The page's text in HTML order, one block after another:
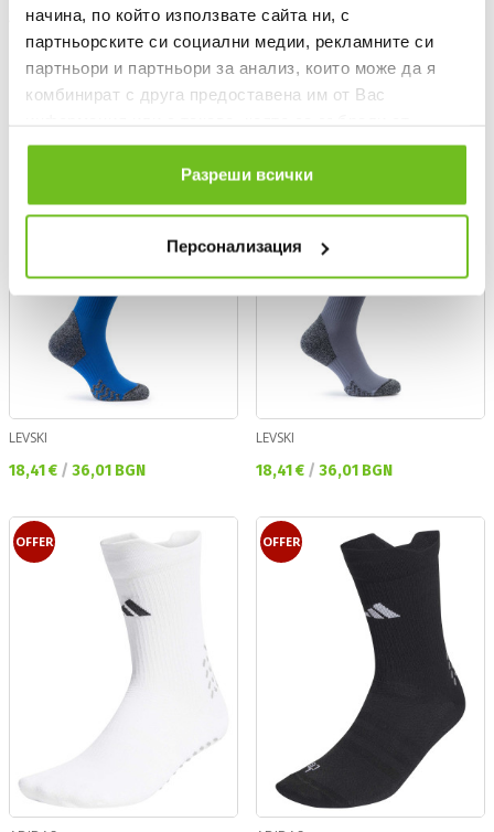
начина, по който използвате сайта ни, с
партньорските си социални медии, рекламните си
партньори и партньори за анализ, които може да я
комбинират с друга предоставена им от Вас
ползването от Ваша страна на услугите им.
Разреши всички
Персонализация
ADIDAS
Milano 23 Socks
Текуща цена:
9,99 € /19,54 BGN
ADIDAS
adi 23 Socks
Текуща цена:
14,99 €/29,32 BGN
LEVSKI
Текуща цена:
18,41 € / 36,01 BGN
LEVSKI
Текуща цена:
18,41 € / 36,01 BGN
OFFER OFFER